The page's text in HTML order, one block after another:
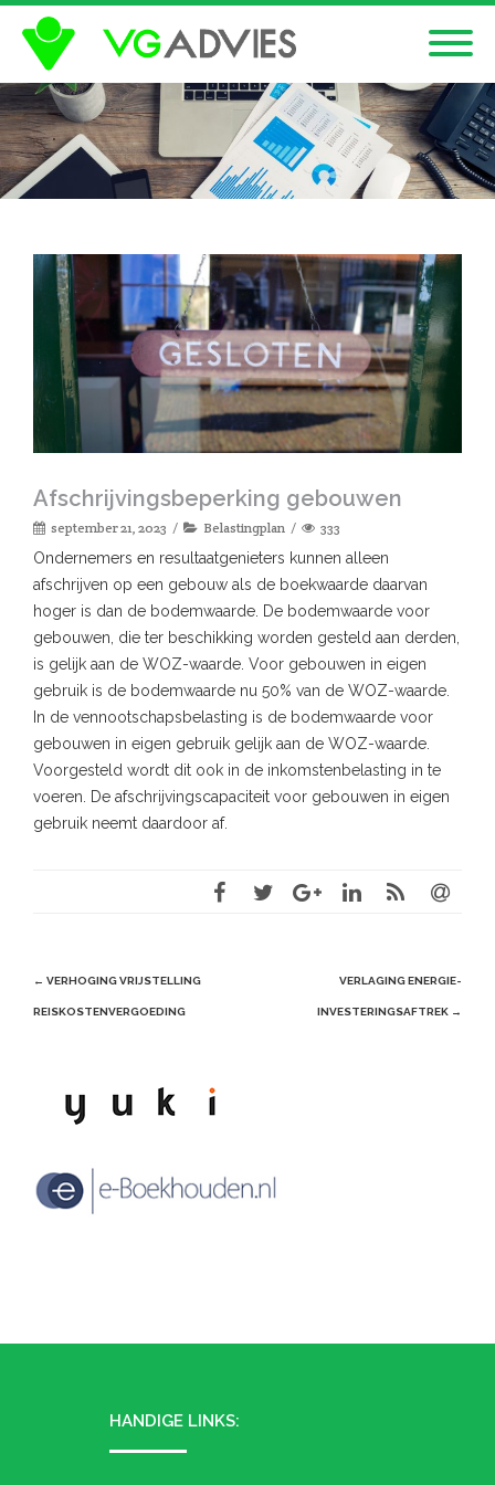
Afschrijvingsbeperking gebouwen
september 21, 2023 Belastingplan 333
Ondernemers en resultaatgenieters kunnen alleen
afschrijven op een gebouw als de boekwaarde daarvan
hoger is dan de bodemwaarde. De bodemwaarde voor
gebouwen, die ter beschikking worden gesteld aan derden,
is gelijk aan de WOZ-waarde. Voor gebouwen in eigen
gebruik is de bodemwaarde nu 50% van de WOZ-waarde.
In de vennootschapsbelasting is de bodemwaarde voor
gebouwen in eigen gebruik gelijk aan de WOZ-waarde.
Voorgesteld wordt dit ook in de inkomstenbelasting in te
voeren. De afschrijvingscapaciteit voor gebouwen in eigen
gebruik neemt daardoor af.
Post
navigation
← VERHOGING VRIJSTELLING
REISKOSTENVERGOEDING
VERLAGING ENERGIE-
INVESTERINGSAFTREK →
HANDIGE LINKS: